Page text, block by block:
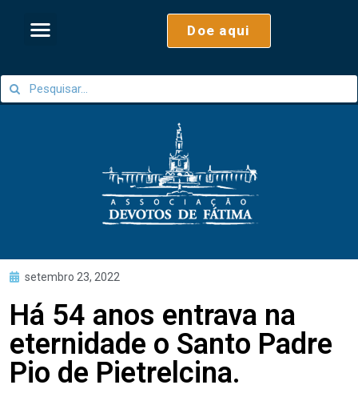
Doe aqui
setembro 23, 2022
Há 54 anos entrava na
eternidade o Santo Padre
Pio de Pietrelcina.